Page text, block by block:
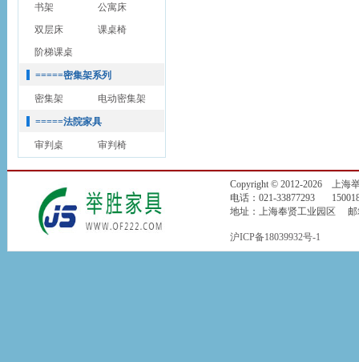
书架
公寓床
双层床
课桌椅
阶梯课桌
=====密集架系列
密集架 电动密集架
=====法院家具
审判桌 审判椅
Copyright © 2012-2026 上海
电话：021-33877293
地址：上海奉贤工业园区 邮
沪ICP备18039932号-1